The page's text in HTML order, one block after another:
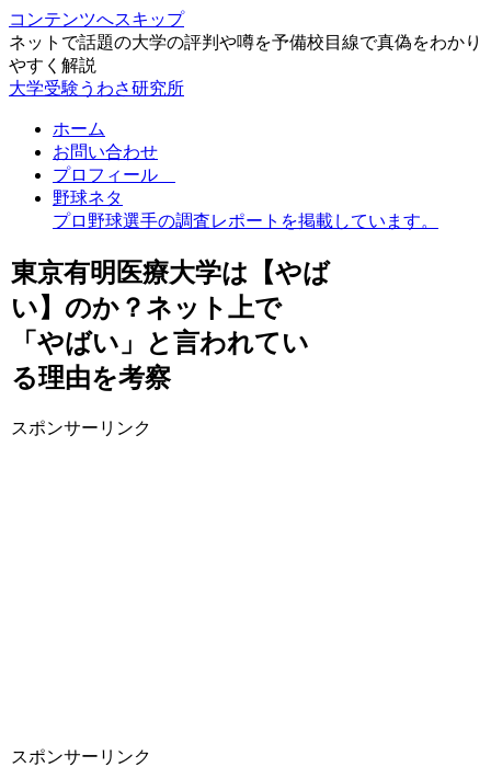
コンテンツへスキップ
ネットで話題の大学の評判や噂を予備校目線で真偽をわかり
やすく解説
大学受験うわさ研究所
ホーム
お問い合わせ
プロフィール
野球ネタ
プロ野球選手の調査レポートを掲載しています。
東京有明医療大学は【やば
い】のか？ネット上で
「やばい」と言われてい
る理由を考察
スポンサーリンク
スポンサーリンク